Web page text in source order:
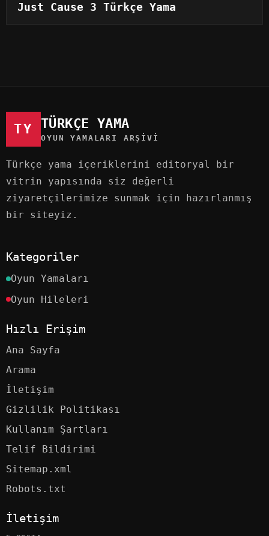
Just Cause 3 Türkçe Yama
TY TÜRKÇE YAMA
OYUN YAMALARI ARŞIVI
Türkçe yama içeriklerini editoryal bir
vitrin yapısında siz değerli
ziyaretçilerimize sunmak için hazırlanmış
bir siteyiz.
Kategoriler
Oyun Yamaları
Oyun Hileleri
Hızlı Erişim
Ana Sayfa
Arama
İletişim
Gizlilik Politikası
Kullanım Şartları
Telif Bildirimi
Sitemap.xml
Robots.txt
İletişim